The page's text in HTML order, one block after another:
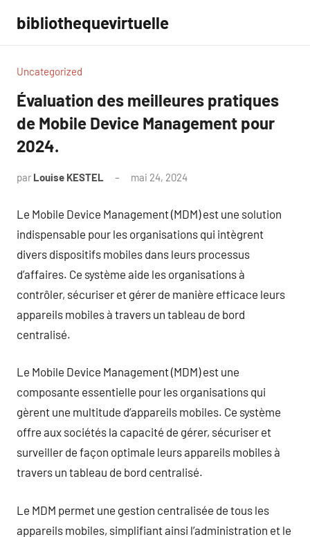
contenu
bibliothequevirtuelle
Uncategorized
Évaluation des meilleures pratiques
de Mobile Device Management pour
2024.
par Louise KESTEL mai 24, 2024
Le Mobile Device Management (MDM) est une solution
indispensable pour les organisations qui intègrent
divers dispositifs mobiles dans leurs processus
d’affaires. Ce système aide les organisations à
contrôler, sécuriser et gérer de manière efficace leurs
appareils mobiles à travers un tableau de bord
centralisé.
Le Mobile Device Management (MDM) est une
composante essentielle pour les organisations qui
gèrent une multitude d’appareils mobiles. Ce système
offre aux sociétés la capacité de gérer, sécuriser et
surveiller de façon optimale leurs appareils mobiles à
travers un tableau de bord centralisé.
Le MDM permet une gestion centralisée de tous les
appareils mobiles, simplifiant ainsi l’administration et le